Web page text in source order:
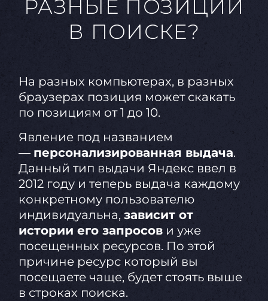
ВСЕ УСЛУГИ
ПОРТФОЛИО
БЛОГ
КОНТАКТЫ
РАЗНЫЕ ПОЗИЦИИ
В ПОИСКЕ?
На разных компьютерах, в разных
браузерах позиция может скакать
по позициям от 1 до 10.
Явление под названием
— персонализированная выдача.
Данный тип выдачи Яндекс ввел в
2012 году и теперь выдача каждому
конкретному пользователю
индивидуальна, зависит от
истории его запросови уже
посещенных ресурсов. По этой
причине ресурс который вы
посещаете чаще, будет стоять выше
в строках поиска.